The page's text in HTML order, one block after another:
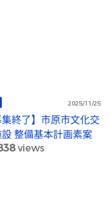
2025/11/25
集終了】市原市文化交
整備基本計画素案
る意見を募集します
views